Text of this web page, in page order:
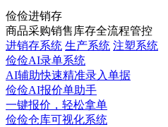
俭俭进销存
商品采购销售库存全流程管控
进销存系统 生产系统 注塑系统
俭俭AI录单系统
AI辅助快速精准录入单据
俭俭AI报价单助手
一键报价，轻松拿单
俭俭仓库可视化系统